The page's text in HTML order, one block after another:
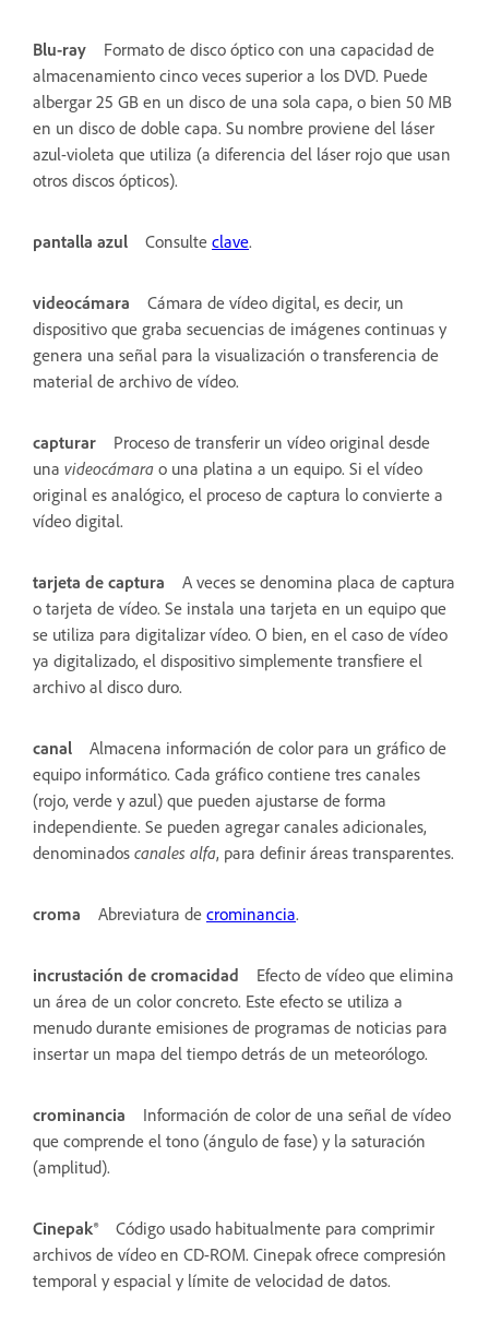
Blu-ray
Formato de disco óptico con una capacidad de
almacenamiento cinco veces superior a los DVD. Puede
albergar 25 GB en un disco de una sola capa, o bien 50 MB
en un disco de doble capa. Su nombre proviene del láser
azul-violeta que utiliza (a diferencia del láser rojo que usan
otros discos ópticos).
pantalla azul Consulte clave.
videocámara
Cámara de vídeo digital, es decir, un
dispositivo que graba secuencias de imágenes continuas y
genera una señal para la visualización o transferencia de
material de archivo de vídeo.
capturar
Proceso de transferir un vídeo original desde
una videocámara o una platina a un equipo. Si el vídeo
original es analógico, el proceso de captura lo convierte a
vídeo digital.
tarjeta de captura
A veces se denomina placa de captura
o tarjeta de vídeo. Se instala una tarjeta en un equipo que
se utiliza para digitalizar vídeo. O bien, en el caso de vídeo
ya digitalizado, el dispositivo simplemente transfiere el
archivo al disco duro.
canal
Almacena información de color para un gráfico de
equipo informático. Cada gráfico contiene tres canales
(rojo, verde y azul) que pueden ajustarse de forma
independiente. Se pueden agregar canales adicionales,
denominados canales alfa, para definir áreas transparentes.
croma Abreviatura de crominancia.
incrustación de cromacidad
Efecto de vídeo que elimina
un área de un color concreto. Este efecto se utiliza a
menudo durante emisiones de programas de noticias para
insertar un mapa del tiempo detrás de un meteorólogo.
crominancia
Información de color de una señal de vídeo
que comprende el tono (ángulo de fase) y la saturación
(amplitud).
Cinepak®
Código usado habitualmente para comprimir
archivos de vídeo en CD-ROM. Cinepak ofrece compresión
temporal y espacial y límite de velocidad de datos.